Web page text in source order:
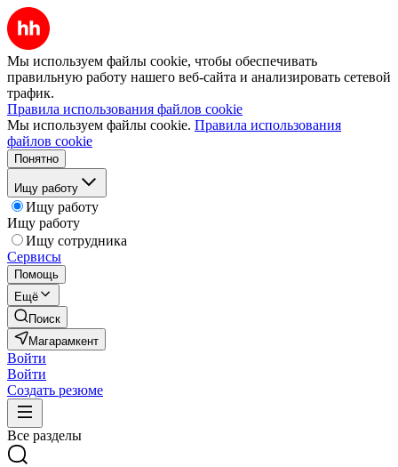
Мы используем файлы cookie, чтобы обеспечивать
правильную работу нашего веб-сайта и анализировать сетевой
трафик.
Правила использования файлов cookie
Мы используем файлы cookie. Правила использования
файлов cookie
Понятно
Ищу работу
Ищу работу
Ищу работу
Ищу сотрудника
Сервисы
Помощь
Ещё
Поиск
Магарамкент
Войти
Войти
Создать резюме
Все разделы